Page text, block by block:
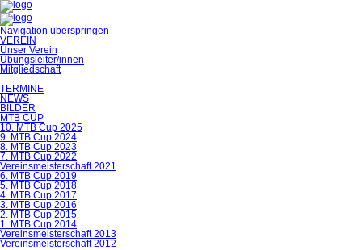
Navigation überspringen
VEREIN
Unser Verein
Übungsleiter/innen
Mitgliedschaft
TERMINE
NEWS
BILDER
MTB CUP
10. MTB Cup 2025
9. MTB Cup 2024
8. MTB Cup 2023
7. MTB Cup 2022
Vereinsmeisterschaft 2021
6. MTB Cup 2019
5. MTB Cup 2018
4. MTB Cup 2017
3. MTB Cup 2016
2. MTB Cup 2015
1. MTB Cup 2014
Vereinsmeisterschaft 2013
Vereinsmeisterschaft 2012